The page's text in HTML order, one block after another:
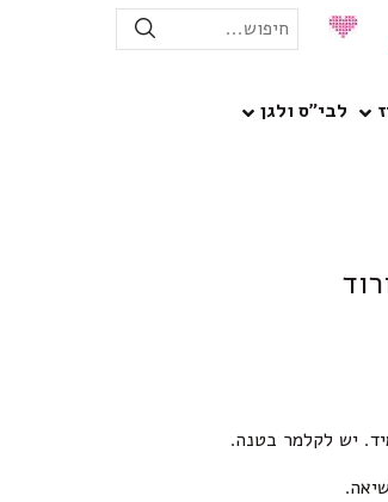
חיפוש...
לבי”ס ולגן
יש לקלמר בטנה.